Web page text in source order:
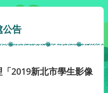
公告
2019新北市學生影像